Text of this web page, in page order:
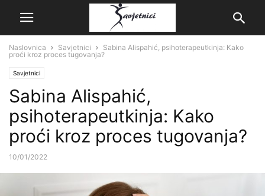
Naslovnica Savjetnici
Sabina Alispahić, psihoterapeutkinja: Kako
proći kroz proces tugovanja?
Savjetnici
Sabina Alispahić,
psihoterapeutkinja: Kako
proći kroz proces tugovanja?
10/01/2022